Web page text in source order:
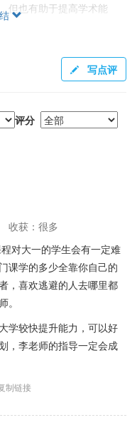
但也有助于提高学术能
力的学生才能获得高分。
，考察更侧重学生的科研
和学术规范上得到提
力的同学选修。
写点评
评分
收获：很多
大一的学生会有一定难
课学的多少全靠你自己的
，喜欢逃避的人去哪里都
。
较快提升能力，可以好
，李老师的指导一定会成
制链接